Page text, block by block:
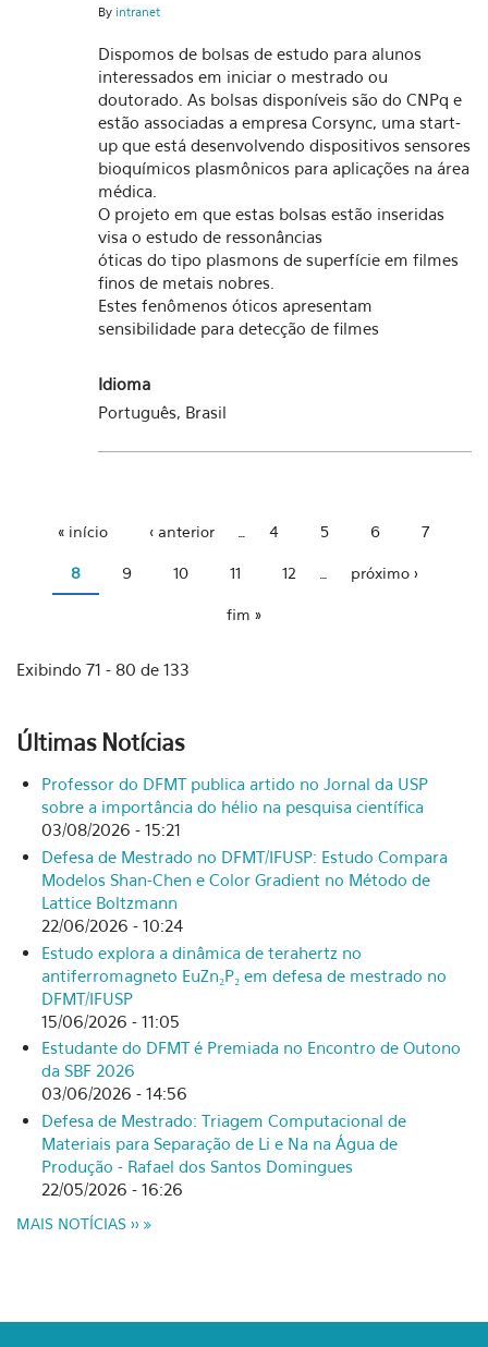
By intranet
Dispomos de bolsas de estudo para alunos
interessados em iniciar o mestrado ou
doutorado. As bolsas disponíveis são do CNPq e
estão associadas a empresa Corsync, uma start-
up que está desenvolvendo dispositivos sensores
bioquímicos plasmônicos para aplicações na área
médica.
O projeto em que estas bolsas estão inseridas
visa o estudo de ressonâncias
óticas do tipo plasmons de superfície em filmes
finos de metais nobres.
Estes fenômenos óticos apresentam
sensibilidade para detecção de filmes
Idioma
Português, Brasil
« início ‹ anterior 4 5 6 7
8 9 10 11 12 próximo ›
fim »
Exibindo 71 - 80 de 133
Últimas Notícias
Professor do DFMT publica artido no Jornal da USP
sobre a importância do hélio na pesquisa científica
03/08/2026 - 15:21
Defesa de Mestrado no DFMT/IFUSP: Estudo Compara
Modelos Shan-Chen e Color Gradient no Método de
Lattice Boltzmann
22/06/2026 - 10:24
Estudo explora a dinâmica de terahertz no
antiferromagneto EuZn₂P₂ em defesa de mestrado no
DFMT/IFUSP
15/06/2026 - 11:05
Estudante do DFMT é Premiada no Encontro de Outono
da SBF 2026
03/06/2026 - 14:56
Defesa de Mestrado: Triagem Computacional de
Materiais para Separação de Li e Na na Água de
Produção - Rafael dos Santos Domingues
22/05/2026 - 16:26
MAIS NOTÍCIAS >>